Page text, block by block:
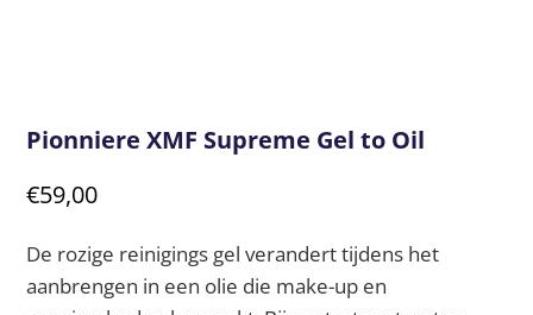
Pionniere XMF Supreme Gel to Oil
€59,00
De rozige reinigings gel verandert tijdens het
aanbrengen in een olie die make-up en